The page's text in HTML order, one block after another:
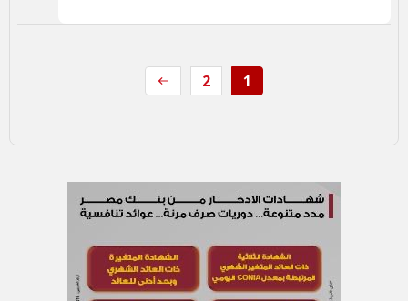
1
2